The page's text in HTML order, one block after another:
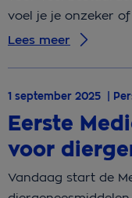
voel je je onzeker
Lees meer
1 september 2025 |
Eerste
voor
Vandaag start de